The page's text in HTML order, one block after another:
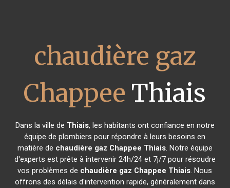
chaudière gaz
Chappee Thiais
Dans la ville de Thiais, les habitants ont confiance en notre
équipe de plombiers pour répondre à leurs besoins en
matière de chaudière gaz Chappee Thiais. Notre équipe
d'experts est prête à intervenir 24h/24 et 7j/7 pour résoudre
vos problèmes de chaudière gaz Chappee Thiais. Nous
offrons des délais d'intervention rapide, généralement dans